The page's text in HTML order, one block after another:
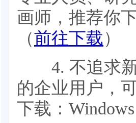
画师，推荐你
（前往下载）
4. 不追求新
的企业用户，
下载：